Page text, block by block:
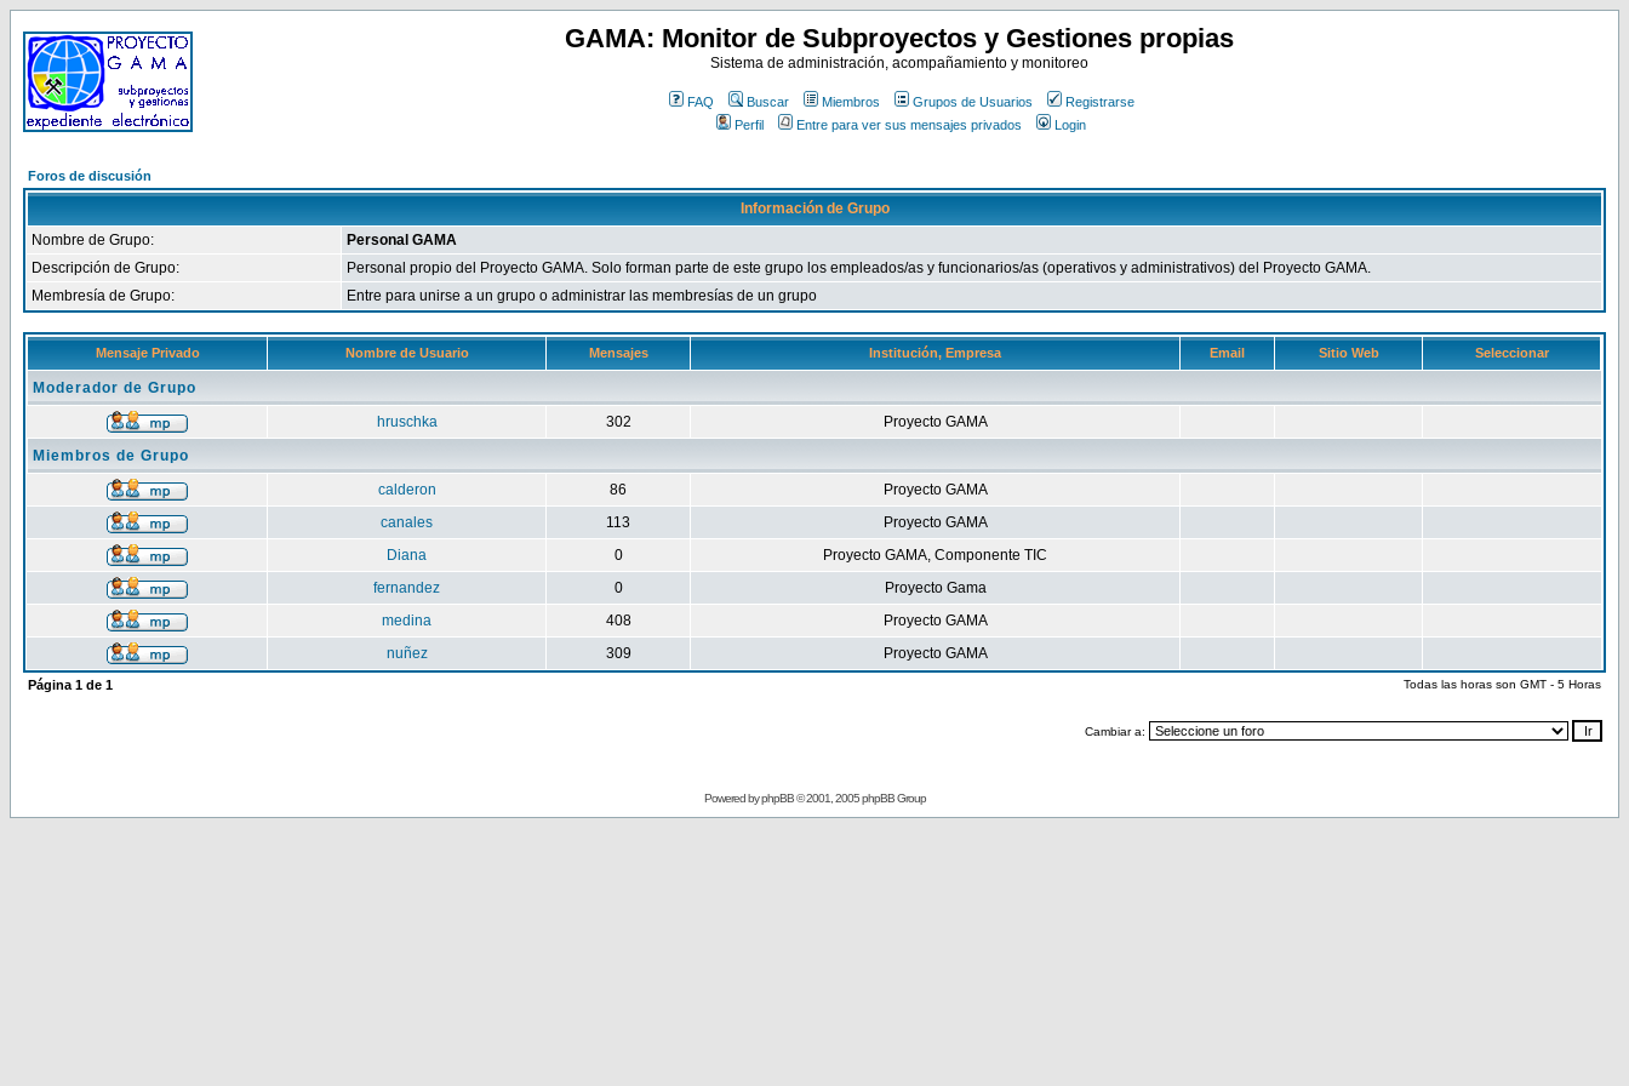
GAMA: Monitor de Subproyectos y Gestiones propias
Sistema de administración, acompañamiento y monitoreo
FAQ Buscar Miembros Grupos de Usuarios
Registrarse
Perfil
Entre para ver sus mensajes privados Login
Foros de discusión
Información de Grupo
Nombre de Grupo:
Personal GAMA
Descripción de Grupo:
Personal propio del Proyecto GAMA. Solo forman parte de este grupo los empleados/as y funcionarios/as (operativos y administrativos) del Proyecto GAMA.
Membresía de Grupo:
Entre para unirse a un grupo o administrar las membresías de un grupo
Mensaje Privado Nombre de Usuario Mensajes Institución, Empresa Email Sitio Web Seleccionar
Moderador de Grupo
hruschka
302
Proyecto GAMA
Miembros de Grupo
calderon
86
Proyecto GAMA
canales
113
Proyecto GAMA
Diana
0
Proyecto GAMA, Componente TIC
fernandez
0
Proyecto Gama
medina
408
Proyecto GAMA
nuñez
309 Proyecto GAMA
Página 1 de 1 Todas las horas son GMT - 5 Horas
Cambiar a:
Powered byphpBB© 2001, 2005 phpBB Group